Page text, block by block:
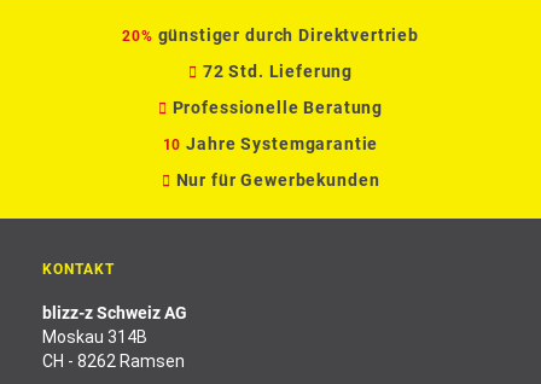
20% günstiger durch Direktvertrieb
72 Std. Lieferung
Professionelle Beratung
10 Jahre Systemgarantie
Nur für Gewerbekunden
KONTAKT
blizz-z Schweiz AG
Moskau 314B
CH - 8262 Ramsen